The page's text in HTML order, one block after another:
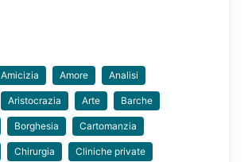
Amicizia Amore Analisi
Aristocrazia Arte Barche
Borghesia Cartomanzia
Chirurgia Cliniche private